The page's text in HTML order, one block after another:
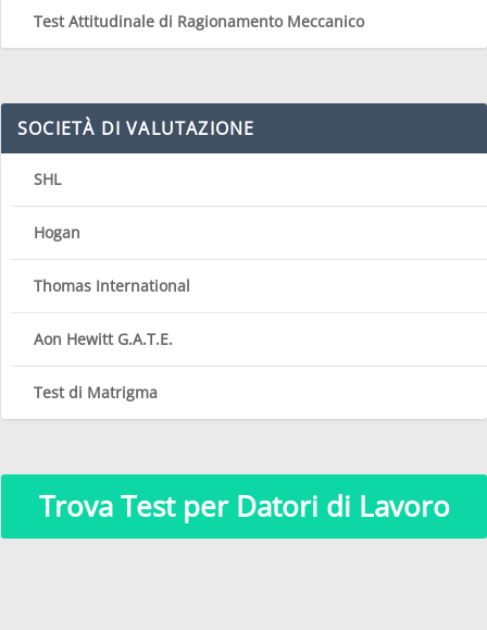
Test Attitudinale di Ragionamento Meccanico
SOCIETÀ DI VALUTAZIONE
SHL
Hogan
Thomas International
Aon Hewitt G.A.T.E.
Test di Matrigma
Trova Test per Datori di Lavoro